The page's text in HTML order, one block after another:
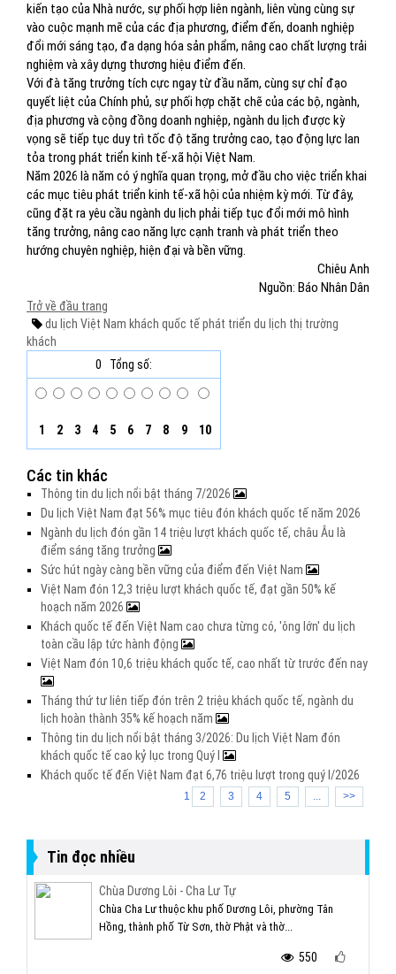
kiến tạo của Nhà nước, sự phối hợp liên ngành, liên vùng cùng sự
vào cuộc mạnh mẽ của các địa phương, điểm đến, doanh nghiệp
đổi mới sáng tạo, đa dạng hóa sản phẩm, nâng cao chất lượng trải
nghiệm và xây dựng thương hiệu điểm đến.
Với đà tăng trưởng tích cực ngay từ đầu năm, cùng sự chỉ đạo
quyết liệt của Chính phủ, sự phối hợp chặt chẽ của các bộ, ngành,
địa phương và cộng đồng doanh nghiệp, ngành du lịch được kỳ
vọng sẽ tiếp tục duy trì tốc độ tăng trưởng cao, tạo động lực lan
tỏa trong phát triển kinh tế-xã hội Việt Nam.
Năm 2026 là năm có ý nghĩa quan trọng, mở đầu cho việc triển khai
các mục tiêu phát triển kinh tế-xã hội của nhiệm kỳ mới. Từ đây,
cũng đặt ra yêu cầu ngành du lịch phải tiếp tục đổi mới mô hình
tăng trưởng, nâng cao năng lực cạnh tranh và phát triển theo
hướng chuyên nghiệp, hiện đại và bền vững.
Chiêu Anh
Nguồn: Báo Nhân Dân
Trở về đầu trang
du lịch Việt Nam khách quốc tếphát triển du lịch thị trường
khách
0
Tổng số:
1 2 3 4 5 6 7 8 9 10
Các tin khác
Thông tin du lịch nổi bật tháng 7/2026
Du lịch Việt Nam đạt 56% mục tiêu đón khách quốc tế năm 2026
Ngành du lịch đón gần 14 triệu lượt khách quốc tế, châu Âu là
điểm sáng tăng trưởng
Sức hút ngày càng bền vững của điểm đến Việt Nam
Việt Nam đón 12,3 triệu lượt khách quốc tế, đạt gần 50% kế
hoạch năm 2026
Khách quốc tế đến Việt Nam cao chưa từng có, 'ông lớn' du lịch
toàn cầu lập tức hành động
Việt Nam đón 10,6 triệu khách quốc tế, cao nhất từ trước đến nay
Tháng thứ tư liên tiếp đón trên 2 triệu khách quốc tế, ngành du
lịch hoàn thành 35% kế hoạch năm
Thông tin du lịch nổi bật tháng 3/2026: Du lịch Việt Nam đón
khách quốc tế cao kỷ lục trong Quý I
Khách quốc tế đến Việt Nam đạt 6,76 triệu lượt trong quý I/2026
1 2 3 4 5 ... >>
Tin đọc nhiều
Chùa Dương Lôi - Cha Lư Tự
Chùa Cha Lư thuộc khu phố Dương Lôi, phường Tân
Hồng, thành phố Từ Sơn, thờ Phật và thờ...
550